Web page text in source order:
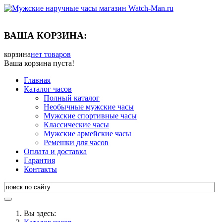
ВАША КОРЗИНА:
корзинанет товаров
Ваша корзина пуста!
Главная
Каталог часов
Полный каталог
Необычные мужские часы
Мужские спортивные часы
Классические часы
Мужские армейские часы
Ремешки для часов
Оплата и доставка
Гарантия
Контакты
Вы здесь: